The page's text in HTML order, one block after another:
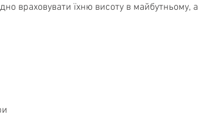
враховувати їхню висоту в майбутньому, а